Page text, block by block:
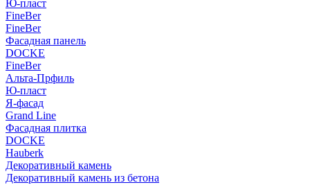
Ю-пласт
FineBer
FineBer
Фасадная панель
DOCKE
FineBer
Альта-Прфиль
Ю-пласт
Я-фасад
Grand Line
Фасадная плитка
DOCKE
Hauberk
Декоративный камень
Декоративный камень из бетона